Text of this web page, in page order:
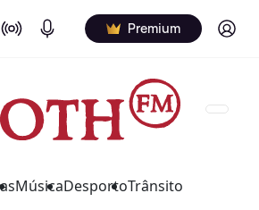
On Air Podcasts Premium Log in
MúsicaDesportoTrânsito